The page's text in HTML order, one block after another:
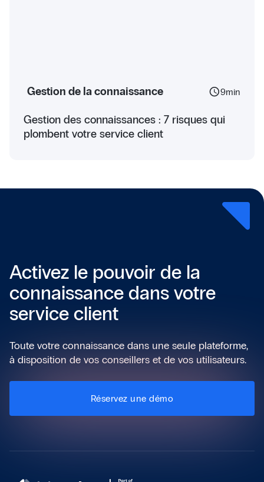
Gestion de la connaissance schedule9min
Gestion des connaissances : 7 risques qui
plombent votre service client
Activez le pouvoir de la
connaissance dans votre
service client
Toute votre connaissance dans une seule plateforme,
à disposition de vos conseillers et de vos utilisateurs.
Réservez une démo